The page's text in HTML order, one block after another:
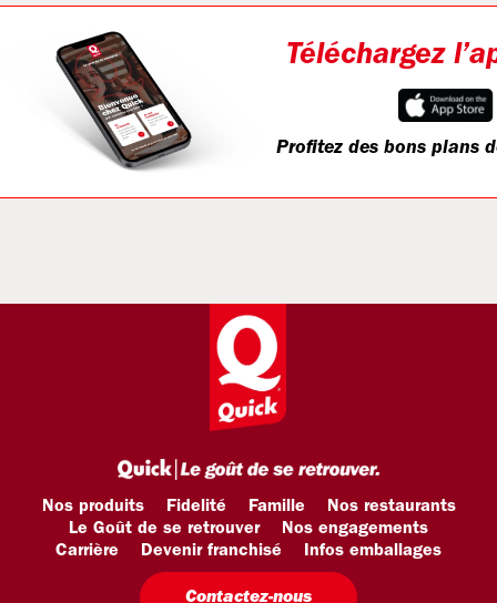
Téléchargez
Profitez des bons plans
Nos produits Fidelité Famille
Nos restaurants
Le Goût de se retrouver
Nos engagements
Carrière
Devenir franchisé Infos emballages
Contactez-nous